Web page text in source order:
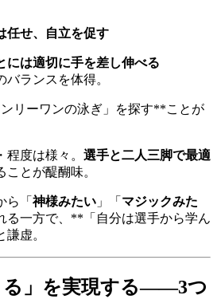
任せ、自立を促す
には適切に手を差し伸べる
バランスを体得。
リーワンの泳ぎ」を探す**ことが
程度は様々。 選手と二人三脚で最適
ことが醍醐味。
ら「神様みたい 」「 マジックみた
る一方で、**「自分は選手から学ん
虚。
る」を実現する——3つ